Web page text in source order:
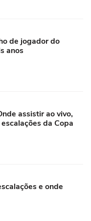
de jogador do
anos
assistir ao vivo,
da Copa
e onde